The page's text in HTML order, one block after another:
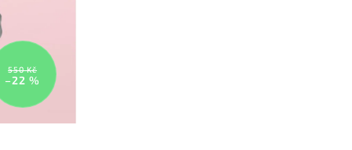
550 Kč
–22 %